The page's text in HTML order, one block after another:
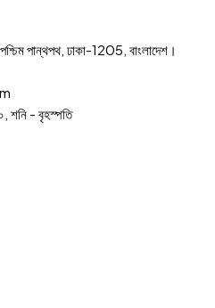
পান্থপথ, ঢাকা-1205, বাংলাদেশ।
শনি - বৃহস্পতি